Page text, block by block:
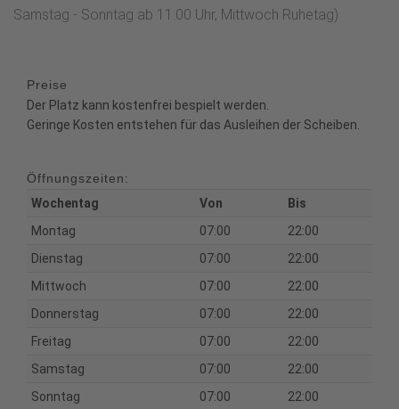
Samstag - Sonntag ab 11.00 Uhr, Mittwoch Ruhetag)
Preise
Der Platz kann kostenfrei bespielt werden.
Geringe Kosten entstehen für das Ausleihen der Scheiben.
Öffnungszeiten:
Wochentag
Von
Bis
Montag
07:00
22:00
Dienstag
07:00
22:00
Mittwoch
07:00
22:00
Donnerstag
07:00
22:00
Freitag
07:00
22:00
Samstag
07:00
22:00
Sonntag
07:00 22:00